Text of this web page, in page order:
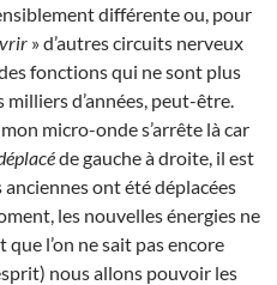
différente ou, pour
» d’autres circuits nerveux
fonctions qui ne sont plus
d’années, peut-être.
micro-onde s’arrête là car
de gauche à droite, il est
ont été déplacées
les nouvelles énergies ne
que l’on ne sait pas encore
nous allons pouvoir les